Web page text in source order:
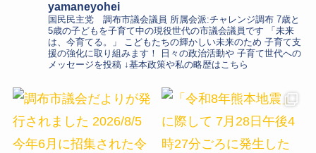
yamaneyohei
国民民主党 調布市議会議員 所属会派:チャレンジ調布7歳と
5歳の子どもを子育て中の現役世代の市議会議員です 「未来
は、今育てる。」
こどもたちの輝かしい未来のため 子育て支
援の強化に取り組みます！
日々の政治活動や子育て世代への
メッセージを投稿↓基本政策や私の略歴はこちら